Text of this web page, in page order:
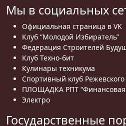
Мы в социальных
Официальная страница в VK
Клуб “Молодой Избиратель”
Федерация Строителей
Клуб Техно-бит
Кулинары техникума
Спортивный клуб
ПЛОЩАДКА РПТ “Финансовая
Электро
Государственные